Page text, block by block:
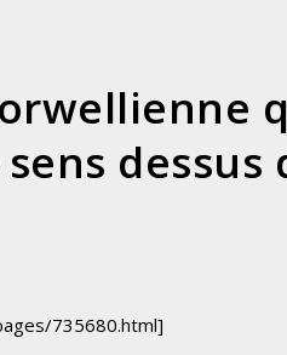
dessus
735680.html]